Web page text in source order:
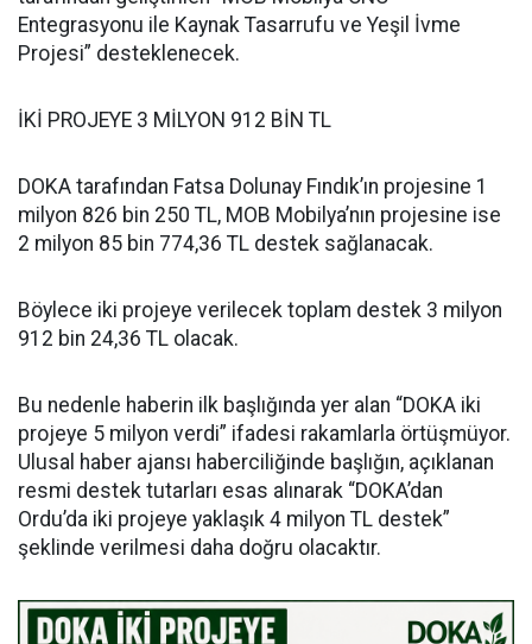
Entegrasyonu ile Kaynak Tasarrufu ve Yeşil İvme
Projesi” desteklenecek.
İKİ PROJEYE 3 MİLYON 912 BİN TL
DOKA tarafından Fatsa Dolunay Fındık’ın projesine 1
milyon 826 bin 250 TL, MOB Mobilya’nın projesine ise
2 milyon 85 bin 774,36 TL destek sağlanacak.
Böylece iki projeye verilecek toplam destek 3 milyon
912 bin 24,36 TL olacak.
Bu nedenle haberin ilk başlığında yer alan “DOKA iki
projeye 5 milyon verdi” ifadesi rakamlarla örtüşmüyor.
Ulusal haber ajansı haberciliğinde başlığın, açıklanan
resmi destek tutarları esas alınarak “DOKA’dan
Ordu’da iki projeye yaklaşık 4 milyon TL destek”
şeklinde verilmesi daha doğru olacaktır.